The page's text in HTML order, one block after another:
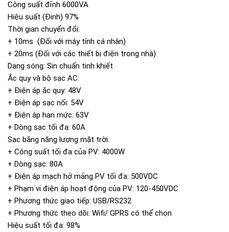
Công suất đỉnh 6000VA
Hiệu suất (Đinh) 97%
Thời gian chuyển đổi:
+ 10ms (Đối với máy tính cá nhân)
+ 20ms (Đối với các thiết bị điện trong nhà)
Dạng sóng: Sin chuẩn tinh khiết
Ắc quy và bộ sạc AC:
+ Điện áp ắc quy: 48V
+ Điện áp sạc nối: 54V
+ Điện áp hạn mức: 63V
+ Dòng sạc tối đa: 60A
Sạc bằng năng lượng mặt trời:
+ Công suất tối đa của PV: 4000W
+ Dòng sạc: 80A
+ Điện áp mạch hở mảng PV tối đa: 500VDC
+ Phạm vi điện áp hoạt động của PV: 120-450VDC
+ Phương thức giao tiếp: USB/RS232
+ Phương thức theo dõi: Wifi/ GPRS có thể chọn
Hiệu suất tối đa: 98%